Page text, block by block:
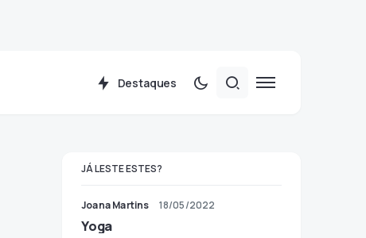
Destaques
JÁ LESTE ESTES?
Joana Martins 18/05/2022
Yoga